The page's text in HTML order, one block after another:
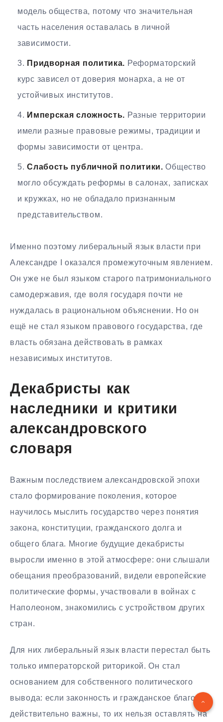
модель общества, потому что значительная
часть населения оставалась в личной
зависимости.
Придворная политика. Реформаторский
курс зависел от доверия монарха, а не от
устойчивых институтов.
Имперская сложность. Разные территории
имели разные правовые режимы, традиции и
формы зависимости от центра.
Слабость публичной политики. Общество
могло обсуждать реформы в салонах, записках
и кружках, но не обладало признанным
представительством.
Именно поэтому либеральный язык власти при
Александре I оказался промежуточным явлением.
Он уже не был языком старого патримониального
самодержавия, где воля государя почти не
нуждалась в рациональном объяснении. Но он
ещё не стал языком правового государства, где
власть обязана действовать в рамках
независимых институтов.
Декабристы как
наследники и критики
александровского
словаря
Важным последствием александровской эпохи
стало формирование поколения, которое
научилось мыслить государство через понятия
закона, конституции, гражданского долга и
общего блага. Многие будущие декабристы
выросли именно в этой атмосфере: они слышали
обещания преобразований, видели европейские
политические формы, участвовали в войнах с
Наполеоном, знакомились с устройством других
стран.
Для них либеральный язык власти перестал быть
только императорской риторикой. Он стал
основанием для собственного политического
вывода: если законность и гражданское благо
действительно важны, то их нельзя оставлять на